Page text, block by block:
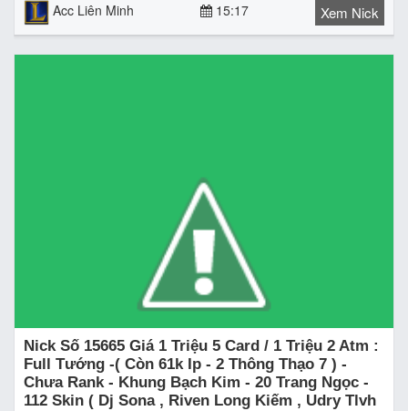
Acc Liên Minh 15:17 Xem Nick
Nick Số 15665 Giá 1 Triệu 5 Card / 1 Triệu 2 Atm :
Full Tướng -( Còn 61k Ip - 2 Thông Thạo 7 ) -
Chưa Rank - Khung Bạch Kim - 20 Trang Ngọc -
112 Skin ( Dj Sona , Riven Long Kiếm , Udry Tlvh